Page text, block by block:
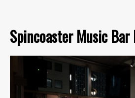
Spincoaster Music Bar